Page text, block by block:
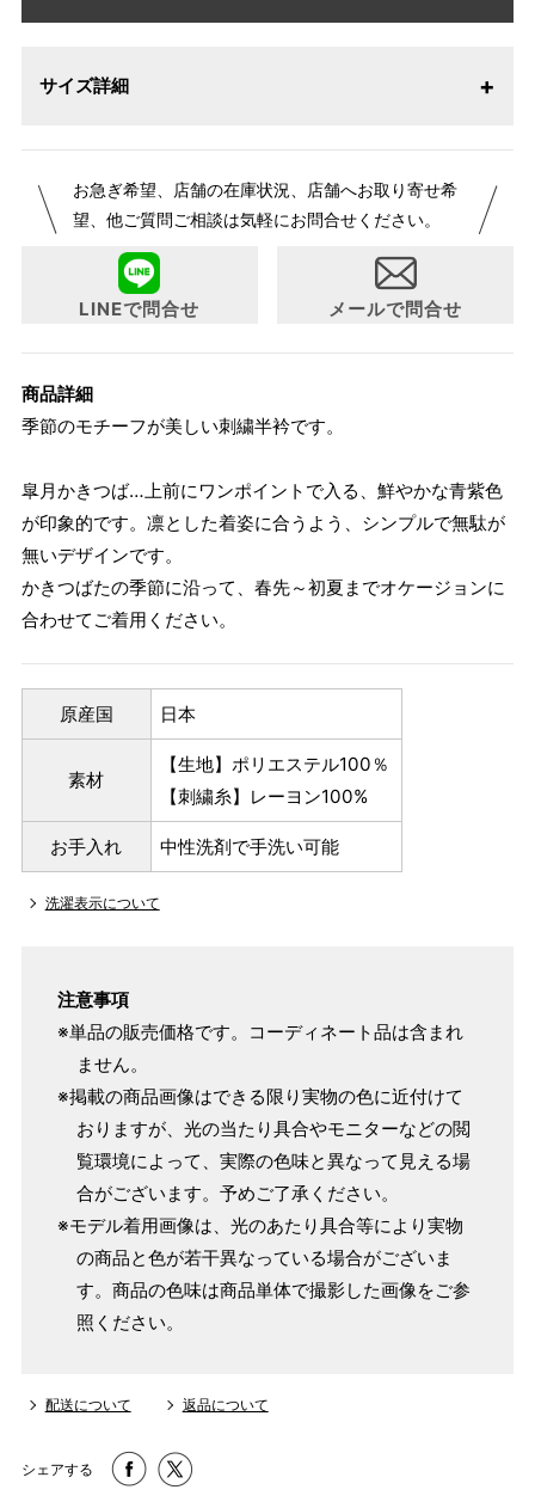
サイズ詳細
お急ぎ希望、店舗の在庫状況、店舗へお取り寄せ希
望、他ご質問ご相談は気軽にお問合せください。
LINEで問合せ メールで問合せ
商品詳細
季節のモチーフが美しい刺繍半衿です。
皐月かきつば…上前にワンポイントで入る、鮮やかな青紫色
が印象的です。凛とした着姿に合うよう、シンプルで無駄が
無いデザインです。
かきつばたの季節に沿って、春先～初夏までオケージョンに
合わせてご着用ください。
原産国 日本
素材
【生地】ポリエステル100％
【刺繍糸】レーヨン100%
お手入れ 中性洗剤で手洗い可能
洗濯表示について
注意事項
※単品の販売価格です。コーディネート品は含まれ
ません。
※掲載の商品画像はできる限り実物の色に近付けて
おりますが、光の当たり具合やモニターなどの閲
覧環境によって、実際の色味と異なって見える場
合がございます。予めご了承ください。
※モデル着用画像は、光のあたり具合等により実物
の商品と色が若干異なっている場合がございま
す。商品の色味は商品単体で撮影した画像をご参
照ください。
配送について 返品について
シェアする